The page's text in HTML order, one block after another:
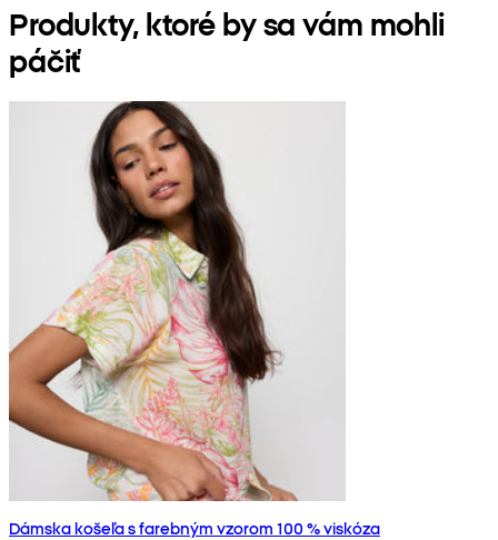
Produkty, ktoré by sa vám mohli
páčiť
Dámska košeľa s farebným vzorom 100 % viskóza